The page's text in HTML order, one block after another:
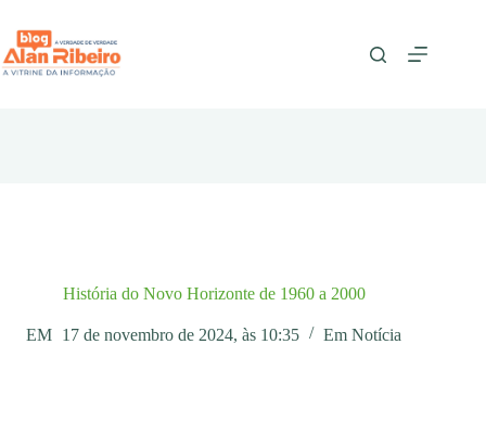
para
conteúdo
História do Novo Horizonte de 1960 a 2000
EM 17 de novembro de 2024, às 10:35 Em Notícia